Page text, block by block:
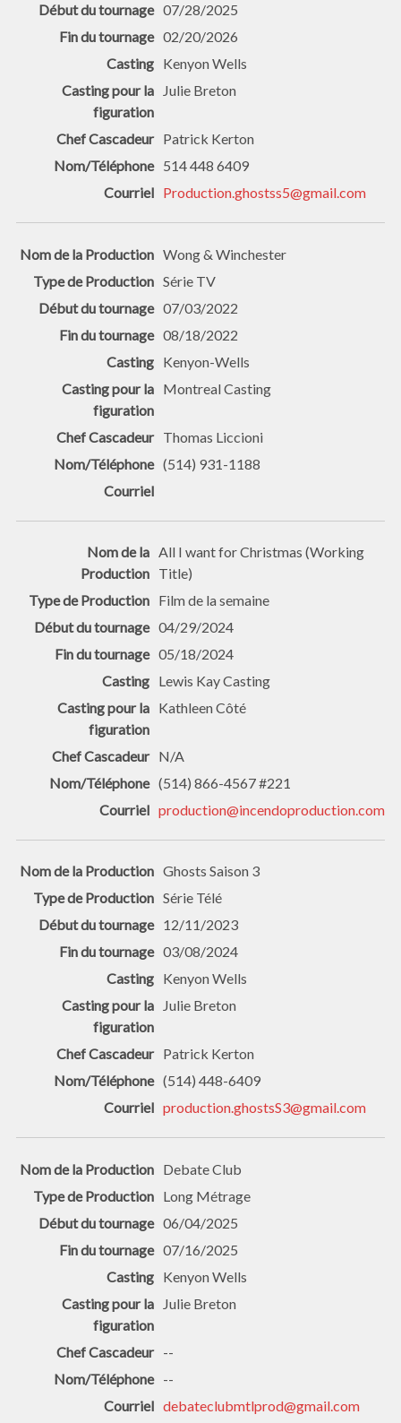
07/28/2025
02/20/2026
Kenyon Wells
Julie Breton
Patrick Kerton
514 448 6409
Production.ghostss5@gmail.com
Wong & Winchester
Série TV
07/03/2022
08/18/2022
Kenyon-Wells
Montreal Casting
Thomas Liccioni
(514) 931-1188
All I want for Christmas (Working
Title)
Film de la semaine
04/29/2024
05/18/2024
Lewis Kay Casting
Kathleen Côté
N/A
(514) 866-4567 #221
production@incendoproduction.com
Ghosts Saison 3
Série Télé
12/11/2023
03/08/2024
Kenyon Wells
Julie Breton
Patrick Kerton
(514) 448-6409
production.ghostsS3@gmail.com
Debate Club
Long Métrage
06/04/2025
07/16/2025
Kenyon Wells
Julie Breton
--
--
debateclubmtlprod@gmail.com